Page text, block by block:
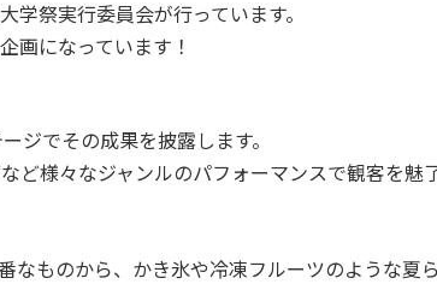
祭実行委員会が行っています。
になっています！
でその成果を披露します。
様々なジャンルのパフォーマンスで観客を魅
なものから、かき氷や冷凍フルーツのような夏